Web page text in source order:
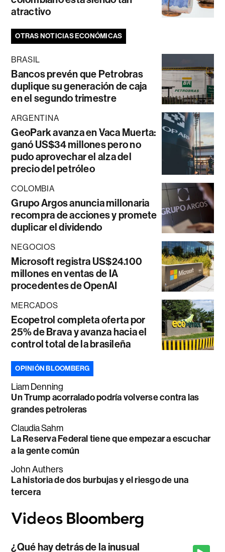
atractivo
OTRAS NOTICIAS ECONÓMICAS
BRASIL
Bancos prevén que Petrobras
duplique su generación de caja
en el segundo trimestre
ARGENTINA
GeoPark avanza en Vaca Muerta:
ganó US$34 millones pero no
pudo aprovechar el alza del
precio del petróleo
COLOMBIA
Grupo Argos anuncia millonaria
recompra de acciones y promete
duplicar el dividendo
NEGOCIOS
Microsoft registra US$24.100
millones en ventas de IA
procedentes de OpenAI
MERCADOS
Ecopetrol completa oferta por
25% de Brava y avanza hacia el
control total de la brasileña
OPINIÓN BLOOMBERG
Liam Denning
Un Trump acorralado podría volverse contra las
grandes petroleras
Claudia Sahm
La Reserva Federal tiene que empezar a escuchar
a la gente común
John Authers
La historia de dos burbujas y el riesgo de una
tercera
¿Qué hay detrás de la inusual